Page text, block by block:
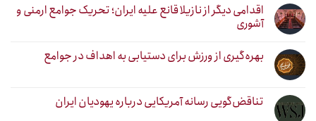
اقدامی دیگر از نازیلا قانع علیه ایران؛ تحریک جوامع ارمنی و
آشوری
بهره‌گیری از ورزش برای دستیابی به اهداف در جوامع
تناقض‌گویی رسانه آمریکایی درباره یهودیان ایران